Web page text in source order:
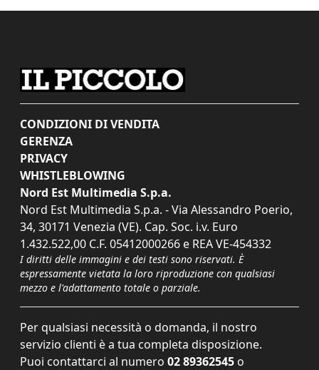
CONDIZIONI DI VENDITA
GERENZA
PRIVACY
WHISTLEBLOWING
Nord Est Multimedia S.p.a.
Nord Est Multimedia S.p.a. - Via Alessandro Poerio,
34, 30171 Venezia (VE). Cap. Soc. i.v. Euro
1.432.522,00 C.F. 05412000266 e REA VE-454332
I diritti delle immagini e dei testi sono riservati. È
espressamente vietata la loro riproduzione con qualsiasi
mezzo e l'adattamento totale o parziale.
Per qualsiasi necessità o domanda, il nostro
servizio clienti è a tua completa disposizione.
Puoi contattarci al numero 02 89362545 o